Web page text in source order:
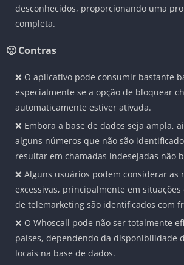
desconhecidos, proporcionando uma
completa.
🙁 Contras
❌ O aplicativo pode consumir bastante
especialmente se a opção de bloquear
automaticamente estiver ativada.
❌ Embora a base de dados seja ampla,
alguns números que não são
resultar em chamadas indesejadas não
❌ Alguns usuários podem considerar as
excessivas, principalmente em
de telemarketing são identificados com
❌ O Whoscall pode não ser totalmente
países, dependendo da disponibilidade
locais na base de dados.